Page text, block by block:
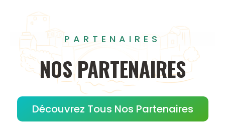
PARTENAIRES
NOS PARTENAIRES
Découvrez Tous Nos Partenaires